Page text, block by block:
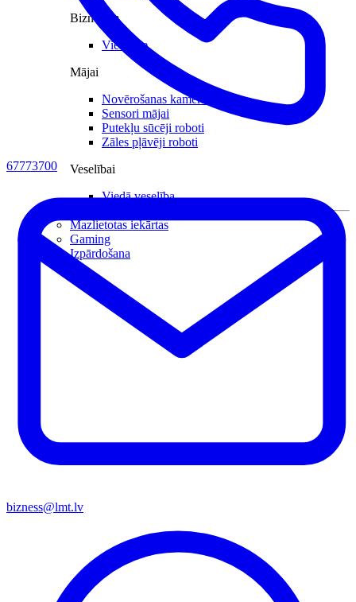
Biznesam
Viedkase
Mājai
Novērošanas kameras
Sensori mājai
Putekļu sūcēji roboti
Zāles pļāvēji roboti
Veselībai
Viedā veselība
Mazlietotas iekārtas
Gaming
Izpārdošana
67773700
bizness@lmt.lv